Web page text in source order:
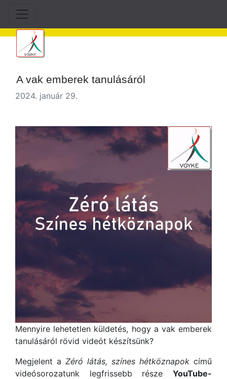
A vak emberek tanulásáról
2024. január 29.
Mennyire lehetetlen küldetés, hogy a vak emberek
tanulásáról rövid videót készítsünk?
Megjelent a Zéró látás, színes hétköznapok című
videósorozatunk legfrissebb része YouTube-